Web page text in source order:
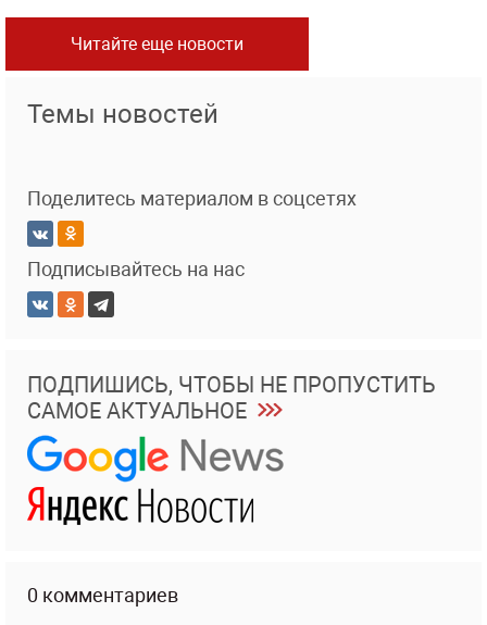
Читайте еще новости
Темы новостей
Поделитесь материалом в соцсетях
Подписывайтесь на нас
ПОДПИШИСЬ, ЧТОБЫ НЕ ПРОПУСТИТЬ
САМОЕ АКТУАЛЬНОЕ
0 комментариев